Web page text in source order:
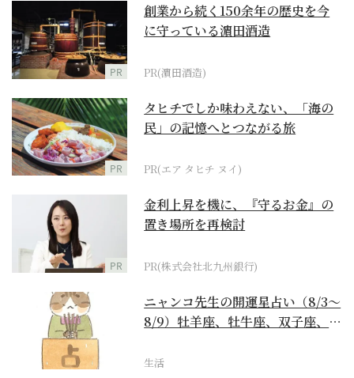
PR
創業から続く150余年の歴史を今
に守っている濵田酒造
PR(濵田酒造)
PR
タヒチでしか味わえない、「海の
民」の記憶へとつながる旅
PR(エア タヒチ ヌイ)
PR
金利上昇を機に、『守るお金』の
置き場所を再検討
PR(株式会社北九州銀行)
ニャンコ先生の開運星占い（8/3～
8/9）牡羊座、牡牛座、双子座、蟹
生活